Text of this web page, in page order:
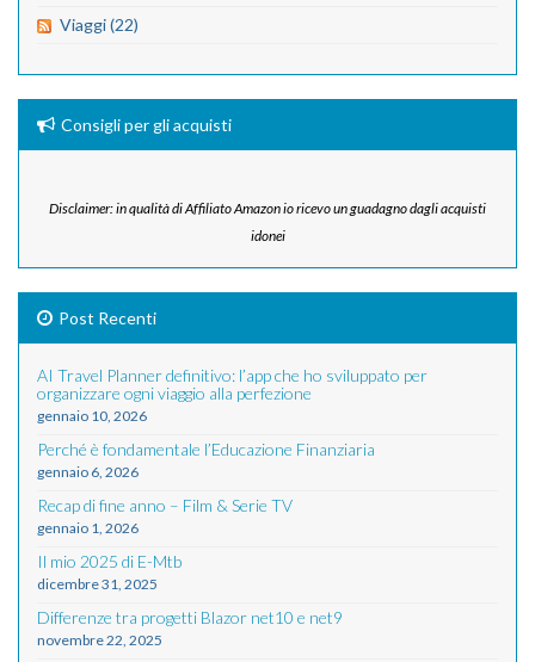
Viaggi (22)
Consigli per gli acquisti
Disclaimer: in qualità di Affiliato Amazon io ricevo un guadagno dagli acquisti
idonei
Post Recenti
AI Travel Planner definitivo: l’app che ho sviluppato per
organizzare ogni viaggio alla perfezione
gennaio 10, 2026
Perché è fondamentale l’Educazione Finanziaria
gennaio 6, 2026
Recap di fine anno – Film & Serie TV
gennaio 1, 2026
Il mio 2025 di E-Mtb
dicembre 31, 2025
Differenze tra progetti Blazor net10 e net9
novembre 22, 2025